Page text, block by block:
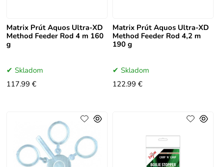
Matrix Prút Aquos Ultra-XD
Method Feeder Rod 4 m 160
g
Skladom
117.99 €
Matrix Prút Aquos Ultra-XD
Method Feeder Rod 4,2 m
190 g
Skladom
122.99 €